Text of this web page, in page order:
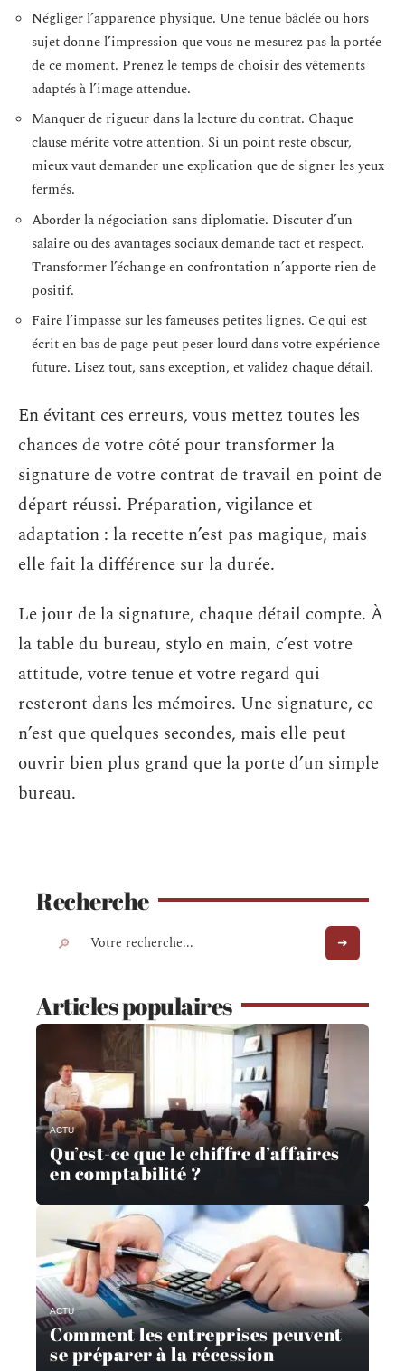
Négliger l’apparence physique. Une tenue bâclée ou hors
sujet donne l’impression que vous ne mesurez pas la portée
de ce moment. Prenez le temps de choisir des vêtements
adaptés à l’image attendue.
Manquer de rigueur dans la lecture du contrat. Chaque
clause mérite votre attention. Si un point reste obscur,
mieux vaut demander une explication que de signer les yeux
fermés.
Aborder la négociation sans diplomatie. Discuter d’un
salaire ou des avantages sociaux demande tact et respect.
Transformer l’échange en confrontation n’apporte rien de
positif.
Faire l’impasse sur les fameuses petites lignes. Ce qui est
écrit en bas de page peut peser lourd dans votre expérience
future. Lisez tout, sans exception, et validez chaque détail.
En évitant ces erreurs, vous mettez toutes les
chances de votre côté pour transformer la
signature de votre contrat de travail en point de
départ réussi. Préparation, vigilance et
adaptation : la recette n’est pas magique, mais
elle fait la différence sur la durée.
Le jour de la signature, chaque détail compte. À
la table du bureau, stylo en main, c’est votre
attitude, votre tenue et votre regard qui
resteront dans les mémoires. Une signature, ce
n’est que quelques secondes, mais elle peut
ouvrir bien plus grand que la porte d’un simple
bureau.
Recherche
Articles populaires
ACTU
Qu’est-ce que le chiffre d’affaires
en comptabilité ?
ACTU
Comment les entreprises peuvent
se préparer à la récession